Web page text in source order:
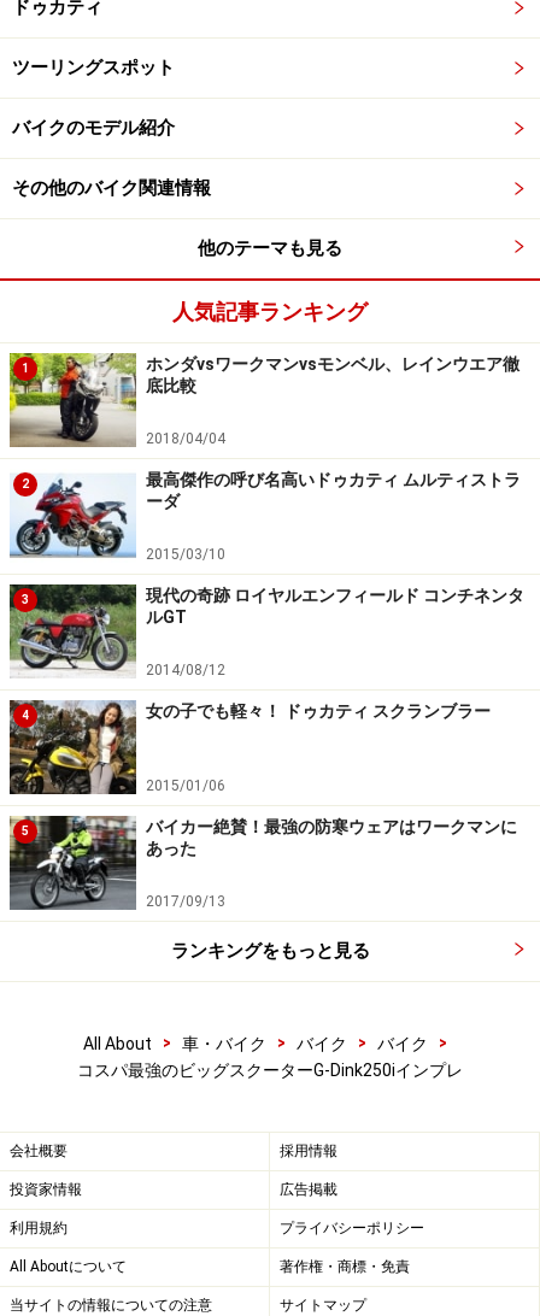
で積載可能です。帰りにコンビニで晩酌用のおかずとビ
ます。
います。コンビニなど帰りがけに寄り道する際、一時的
にグローブを入れておくのに便利です。
まさかのダブル電源ソケット装備
スマートフォンの地図アプリをナビの代わりにする場
合、スマートフォンのバッテリーの減りが早いのが難
点。そんなときに車体についていると便利なのがUSBチ
ャージャーやシガーソケットなどの電源です。
最近では、電源がついていないバイクでも後付電源を装
着するユーザーが増えていることもあってか、新しいバ
イクにはUSBチャージャーやシガーソケットがあらかじ
め搭載されることが多いのですが、大抵はどちらか片方
となります。
しかし、G-Dink250iはグローブボックス内にUSBチャー
ジャー、ハンドル下にはシガーソケット電源を備えてい
ます。グローブボックス内でスマートフォンを充電しつ
つ、バイク用ナビゲーションシステムをシガーソケット
から電源をとって使用するなど複数のガジェットを同時
に使うことができるのは便利です。
ハンドル下にはシガーソケット電源
グローブボックス内のUSBチャージャー
ただしグローブボックス内は走行中は振動でゆれるの
で、そのままスマホをいれると破損する可能性がありま
ドゥカティ
ツーリングスポット
バイクのモデル紹介
その他のバイク関連情報
他のテーマも見る
人気記事ランキング
1
ホンダvsワークマンvsモンベル、レインウエア徹
底比較
2018/04/04
2
最高傑作の呼び名高いドゥカティ ムルティストラ
ーダ
2015/03/10
3
現代の奇跡 ロイヤルエンフィールド コンチネンタ
ルGT
2014/08/12
4 女の子でも軽々！ ドゥカティ スクランブラー
2015/01/06
5
バイカー絶賛！最強の防寒ウェアはワークマンに
あった
2017/09/13
ランキングをもっと見る
All About > 車・バイク > バイク > バイク
>
コスパ最強のビッグスクーターG-Dink250iインプレ
会社概要 採用情報
投資家情報 広告掲載
利用規約 プライバシーポリシー
All Aboutについて 著作権・商標・免責
当サイトの情報についての注意 サイトマップ